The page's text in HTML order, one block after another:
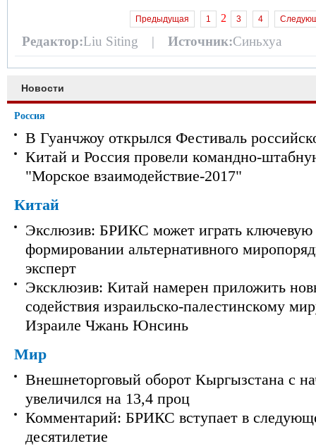
Предыдущая 1 2 3 4
Редактор:Liu Siting | Источник:Синьхуа
Новости
Россия
В Гуанчжоу открылся Фестиваль
Китай и Россия провели командно-
"Морское взаимодействие-2017"
Китай
Экслюзив: БРИКС может играть ключевую
формировании альтернативного
эксперт
Эксклюзив: Китай намерен приложить
содействия израильско-палестинскому
Израиле Чжань Юнсинь
Мир
Внешнеторговый оборот Кыргызстана с
увеличился на 13,4 проц
Комментарий: БРИКС вступает в
десятилетие